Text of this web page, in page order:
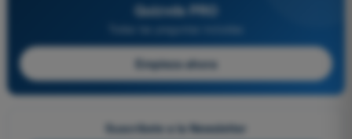
Quizvds PRO
Empieza ahora
Suscríbete a la Newsletter